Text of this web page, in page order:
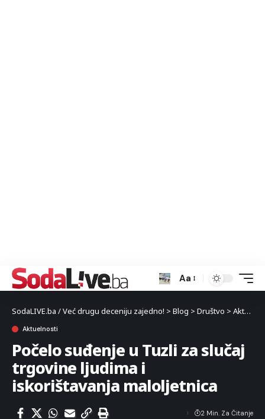
Aa
SodaLIVE.ba / Već drugu deceniju zajedno! > Blog > Društvo > Aktuelnosti
Aktuelnosti
Počelo suđenje u Tuzli za slučaj
trgovine ljudima i
iskorištavanja maloljetnica
2 Min. Za Čitanje